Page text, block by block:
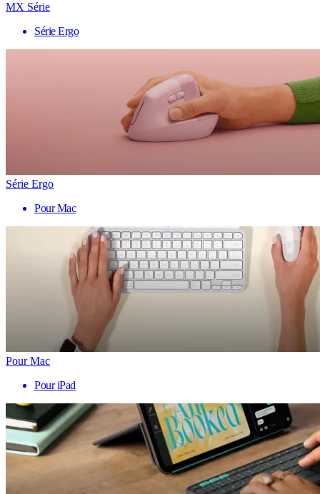
MX Série
Série Ergo
Série Ergo
Pour Mac
Pour Mac
Pour iPad